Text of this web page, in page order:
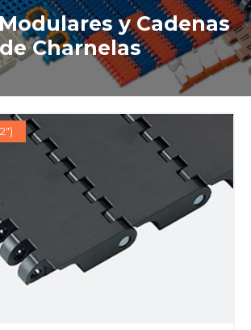
y Cadenas
de Charnelas